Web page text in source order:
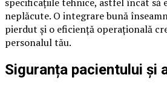
neplăcute. O integrare bună
pierdut și o eficiență operațională
personalul tău.
Siguranța pacientului și